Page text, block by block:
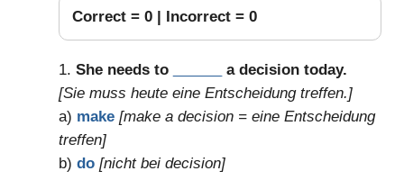
Correct = 0| Incorrect = 0
1. She needs to
a decision today.
[Sie muss heute eine Entscheidung treffen.]
a) make [make a decision = eine Entscheidung
treffen]
b) do [nicht bei decision]